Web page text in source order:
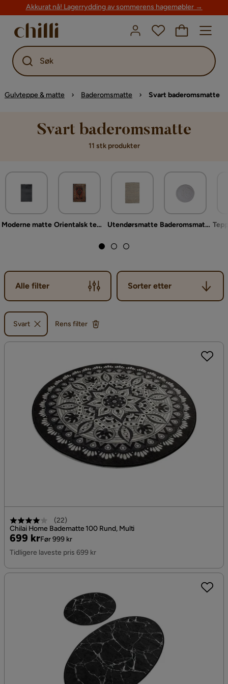
Akkurat nå! Lagerrydding av sommerens hagemøbler →
Søk
Gulvteppe & matte Baderomsmatte Svart baderomsmatte
Svart baderomsmatte
11 stk produkter
Moderne matte Orientalsk teppe Utendørsmatte Baderomsmatte
Alle filter
Sorter etter
Sorter etter
Svart Rens filter
(22)
Chilai Home Badematte 100 Rund, Multi
Pris
699 kr
Original
Pris
Før 999 kr
Tidligere laveste pris 699 kr